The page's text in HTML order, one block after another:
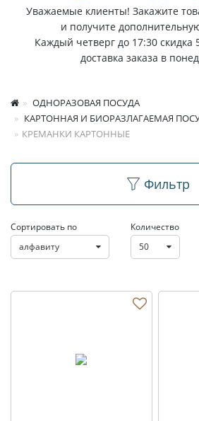
Уважаемые клиенты! Закажите
и получите
Каждый четверг до 17:30 скидка
доставка заказа в
ОДНОРАЗОВАЯ ПОСУДА
КАРТОННАЯ И БИОРАЗЛАГАЕМАЯ
КРЕМАНКИ КАРТОННЫЕ
Креманки Фильтр
Сортировать по
алфавиту
Количество
50